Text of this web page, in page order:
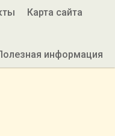
Карта сайта
информация